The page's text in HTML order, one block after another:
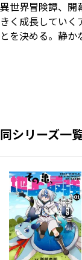
異世界冒険譚、開
きく成長していく
とを決める。静か
同シリーズ一
ポイント